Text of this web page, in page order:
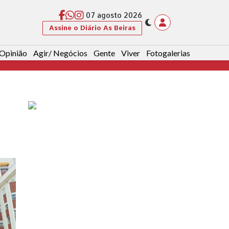
07 agosto 2026
Assine o Diário As Beiras
Agir/ Negócios Gente Viver Fotogalerias